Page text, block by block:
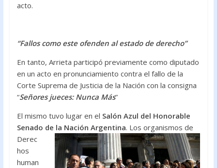
acto.
“Fallos como este ofenden al estado de derecho”
En tanto, Arrieta participó previamente como diputado
en un acto en pronunciamiento contra el fallo de la
Corte Suprema de Justicia de la Nación con la consigna
“Señores jueces: Nunca Más”
El mismo tuvo lugar en el Salón Azul del Honorable
Senado de la Nación Argentina. Los organismos de
Derec
hos
human